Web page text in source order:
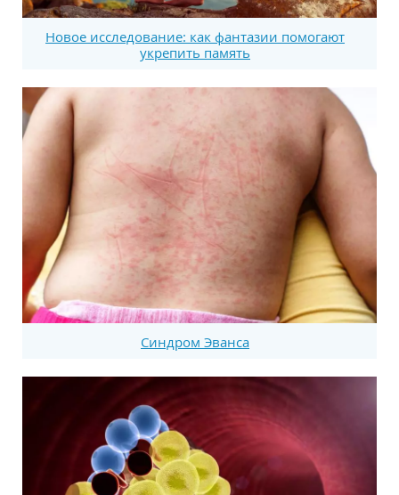
Новое исследование: как фантазии помогают
укрепить память
Синдром Эванса